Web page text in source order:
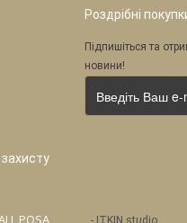
захисту
Роздрібні
Підпишіться та
новини!
POSA - ITKIN.studio